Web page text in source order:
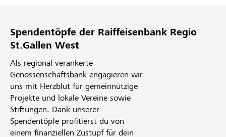
Spendentöpfe der Raiffeisenbank Regio
St.Gallen West
Als regional verankerte
Genossenschaftsbank engagieren wir
uns mit Herzblut für gemeinnützige
Projekte und lokale Vereine sowie
Stiftungen. Dank unserer
Spendentöpfe profitierst du von
einem finanziellen Zustupf für dein